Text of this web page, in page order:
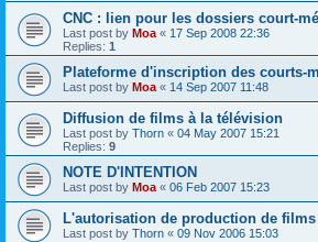
CNC : lien pour les dossiers court-
Last post by Moa « 17 Sep 2008 22:36
Replies: 1
Plateforme d'inscription des courts-
Last post by Moa « 14 Sep 2007 11:48
Diffusion de films à la télévision
Last post by Thorn « 04 May 2007 15:21
Replies: 9
NOTE D'INTENTION
Last post by Moa « 06 Feb 2007 15:23
L'autorisation de production de
Last post by Thorn « 09 Nov 2006 15:03